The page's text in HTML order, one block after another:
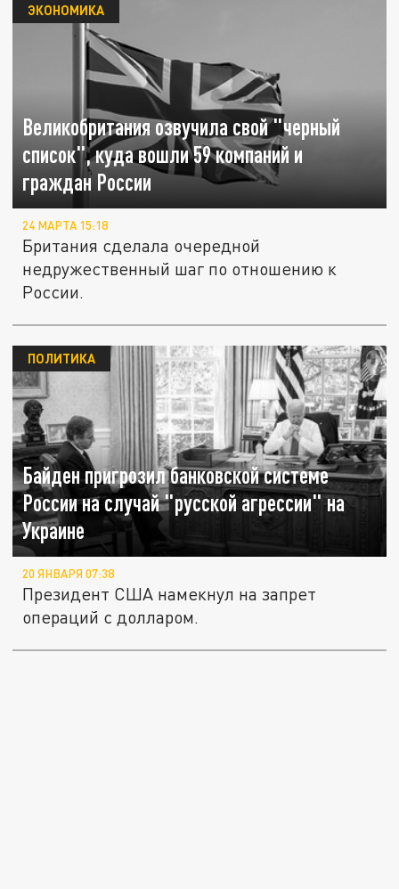
Великобритания озвучила свой "черный
список", куда вошли 59 компаний и
граждан России
ЭКОНОМИКА
24 МАРТА 15:18
Британия сделала очередной
недружественный шаг по отношению к
России.
Байден пригрозил банковской системе
России на случай "русской агрессии" на
Украине
ПОЛИТИКА
20 ЯНВАРЯ 07:38
Президент США намекнул на запрет
операций с долларом.